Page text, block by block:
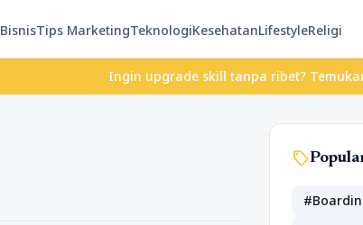
BisnisTips MarketingTeknologiKesehatanLifestyleReligi
Ingin upgrade skill tanpa ribet? Temukan
sell